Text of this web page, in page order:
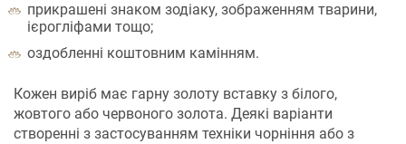
прикрашені знаком зодіаку, зображенням тварини,
ієрогліфами тощо;
оздобленні коштовним камінням.
Кожен виріб має гарну золоту вставку з білого,
жовтого або червоного золота. Деякі варіанти
створенні з застосуванням техніки чорніння або з